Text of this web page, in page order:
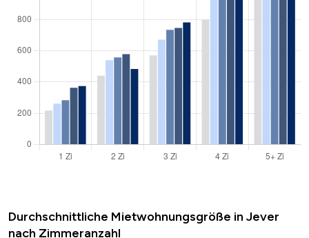
Durchschnittliche Mietwohnungsgröße in Jever
nach Zimmeranzahl